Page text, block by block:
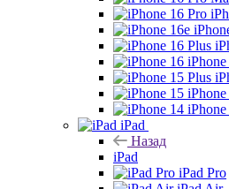
iPad
Назад
iPad
iPad Pro